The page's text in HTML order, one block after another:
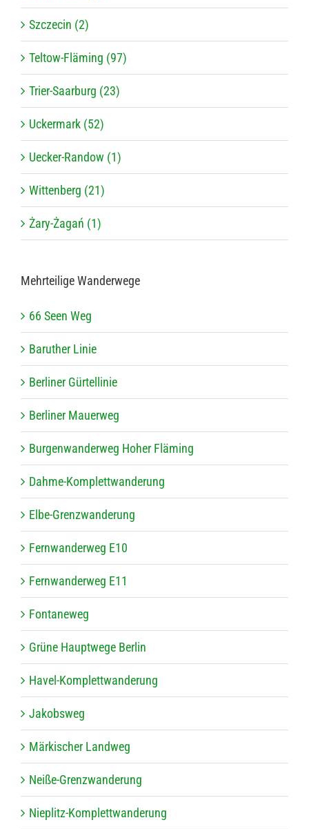
Szczecin (2)
Teltow-Fläming (97)
Trier-Saarburg (23)
Uckermark (52)
Uecker-Randow (1)
Wittenberg (21)
Żary-Żagań (1)
Mehr­tei­lige Wanderwege
66 Seen Weg
Baru­ther Linie
Ber­li­ner Gürtellinie
Ber­li­ner Mauerweg
Bur­gen­wan­der­weg Hoher Fläming
Dahme-Kom­plett­wan­de­rung
Elbe-Grenz­wan­de­rung
Fern­wan­der­weg E10
Fern­wan­der­weg E11
Fon­ta­ne­weg
Grüne Haupt­wege Berlin
Havel-Kom­plett­wan­de­rung
Jakobs­weg
Mär­ki­scher Landweg
Neiße-Grenz­wan­de­rung
Nie­plitz-Kom­plett­wan­de­rung